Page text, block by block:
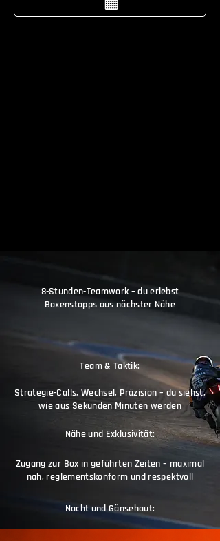
8-Stunden-Teamwork – du erlebst
Boxenstopps aus nächster Nähe
Team & Taktik:
Strategie-Calls, Wechsel, Präzision – du siehst,
wie aus Sekunden Minuten werden
Nähe und Exklusivität:
Zugang zur Box in geführten Zeiten – maximal
nah, reglementskonform und respektvoll
Nacht und Gänsehaut: